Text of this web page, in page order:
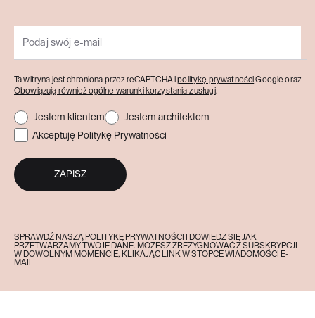
Ta witryna jest chroniona przez reCAPTCHA ipolitykę prywatnościGoogle oraz
Obowiązują również ogólne warunki korzystania z usługi.
Jestem klientem
Jestem architektem
Akceptuję Politykę Prywatności
ZAPISZ
SPRAWDŹ NASZĄ POLITYKĘ PRYWATNOŚCI I DOWIEDZ SIĘ JAK
PRZETWARZAMY TWOJE DANE. MOŻESZ ZREZYGNOWAĆ Z SUBSKRYPCJI
W DOWOLNYM MOMENCIE, KLIKAJĄC LINK W STOPCE WIADOMOŚCI E-
MAIL